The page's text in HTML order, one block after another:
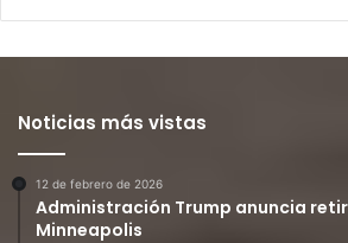
Noticias más vistas
12 de febrero de 2026
Administración Trump anuncia
Minneapolis